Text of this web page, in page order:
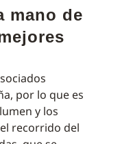
mano de
por lo que es
y los
recorrido del